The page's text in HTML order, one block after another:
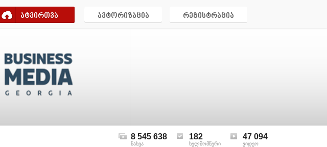
ატვირთვა ავტორიზაცია რეგისტრაცია
8 545 638
ნახვა
182
ხელმომწერი
47 094
ვიდეო